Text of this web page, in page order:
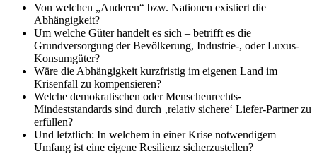
Von welchen „Anderen“ bzw. Nationen existiert die
Abhängigkeit?
Um welche Güter handelt es sich – betrifft es die
Grundversorgung der Bevölkerung, Industrie-, oder Luxus-
Konsumgüter?
Wäre die Abhängigkeit kurzfristig im eigenen Land im
Krisenfall zu kompensieren?
Welche demokratischen oder Menschenrechts-
Mindeststandards sind durch ‚relativ sichere‘ Liefer-Partner zu
erfüllen?
Und letztlich: In welchem in einer Krise notwendigem
Umfang ist eine eigene Resilienz sicherzustellen?